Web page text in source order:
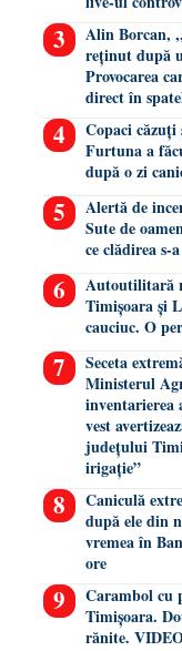
Alin Borcan,
reținut după
Provocarea
direct în
Copaci
Furtuna a
după o zi
Alertă de
Sute de
ce clădirea
Autoutilitară
Timișoara și
cauciuc. O
Seceta
Ministerul
vest
județului
irigație”
Caniculă
după ele din
vremea în
ore
Carambol cu
Timișoara.
rănite.